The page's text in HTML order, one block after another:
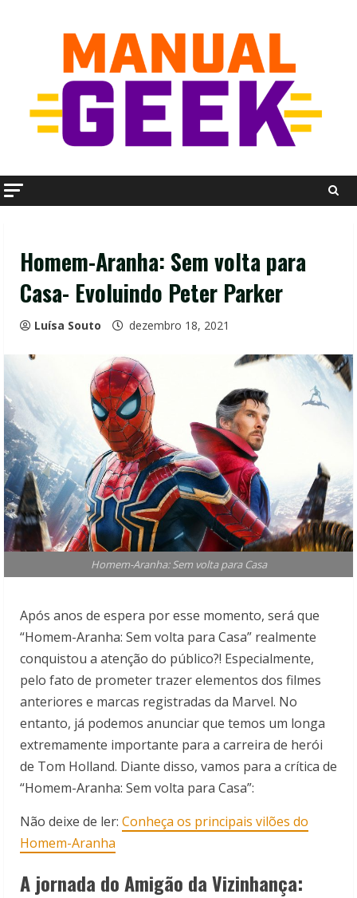
Homem-Aranha: Sem volta para
Casa- Evoluindo Peter Parker
Luísa Souto dezembro 18, 2021
Homem-Aranha: Sem volta para Casa
Após anos de espera por esse momento, será que
“Homem-Aranha: Sem volta para Casa” realmente
conquistou a atenção do público?! Especialmente,
pelo fato de prometer trazer elementos dos filmes
anteriores e marcas registradas da Marvel. No
entanto, já podemos anunciar que temos um longa
extremamente importante para a carreira de herói
de Tom Holland. Diante disso, vamos para a crítica de
“Homem-Aranha: Sem volta para Casa”:
Não deixe de ler: Conheça os principais vilões do
Homem-Aranha
A jornada do Amigão da Vizinhança: